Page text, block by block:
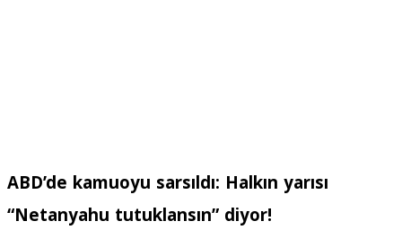
ABD’de kamuoyu sarsıldı: Halkın yarısı
“Netanyahu tutuklansın” diyor!